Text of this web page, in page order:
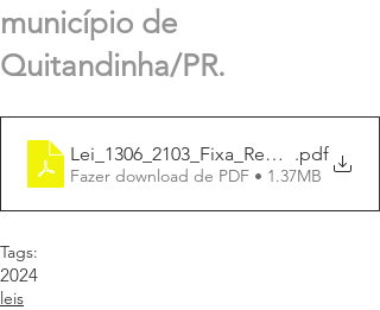
município de
Quitandinha/PR.
.pdf
Fazer download de PDF • 1.37MB
Tags:
2024
leis